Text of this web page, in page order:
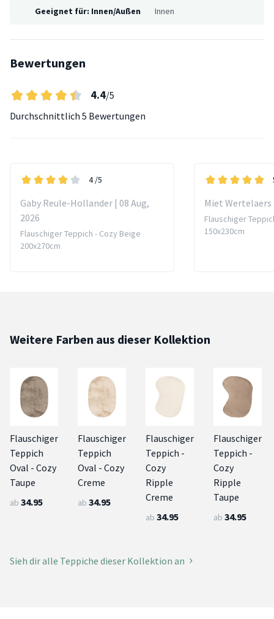
Geeignet für: Innen/Außen Innen
Bewertungen
4.4/5
Durchschnittlich 5 Bewertungen
4 /5
Gaby Reule-Hollander | 08 Aug,
2026
Flauschiger Teppich - Cozy Beige
200x270cm
Miet Wertelaers
Flauschiger
150x230cm
Weitere Farben aus dieser Kollektion
Flauschiger
Teppich
Oval - Cozy
Taupe
ab 34.95
Flauschiger
Teppich
Oval - Cozy
Creme
ab 34.95
Flauschiger
Teppich -
Cozy
Ripple
Creme
ab 34.95
Flauschiger
Teppich -
Cozy
Ripple
Taupe
ab 34.95
Sieh dir alle Teppiche dieser Kollektion an